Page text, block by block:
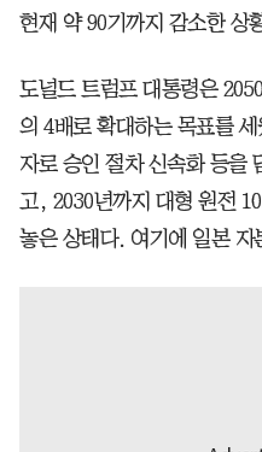
현재 약 90기까지 감소한 상
도널드 트럼프 대통령은
의 4배로 확대하는 목표를
자로 승인 절차 신속화 등을
고, 2030년까지 대형 원전
놓은 상태다. 여기에 일본 자